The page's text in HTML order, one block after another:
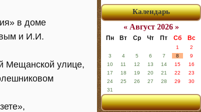
в доме
и И.И.
Мещанской улице,
Календарь
« Август 2026 »
Пн Вт Ср Чт Пт Сб Вс
1
2
3
4 5 6 7 8
9
10
11 12 13 14 15
16
17
18 19 20 21 22
23
24
25 26 27 28 29
30
31